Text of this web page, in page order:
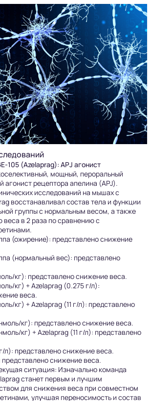
105 (Azelaprag): APJ агонист
мощный, пероральный
агонист рецептора апелина (APJ).
исследований на мышах с
восстанавливал состав тела и функции
группы с нормальным весом, а также
веса в 2 раза по сравнению с
(ожирение): представлено снижение
(нормальный вес): представлено
кг): представлено снижение веса.
кг) + Azelaprag (0.275 г/л):
веса.
кг) + Azelaprag (11 г/л): представлено
кг): представлено снижение веса.
кг) + Azelaprag (11 г/л): представлено
л): представлено снижение веса.
представлено снижение веса.
ситуация: Изначально команда
станет первым и лучшим
для снижения веса при совместном
улучшая переносимость и состав